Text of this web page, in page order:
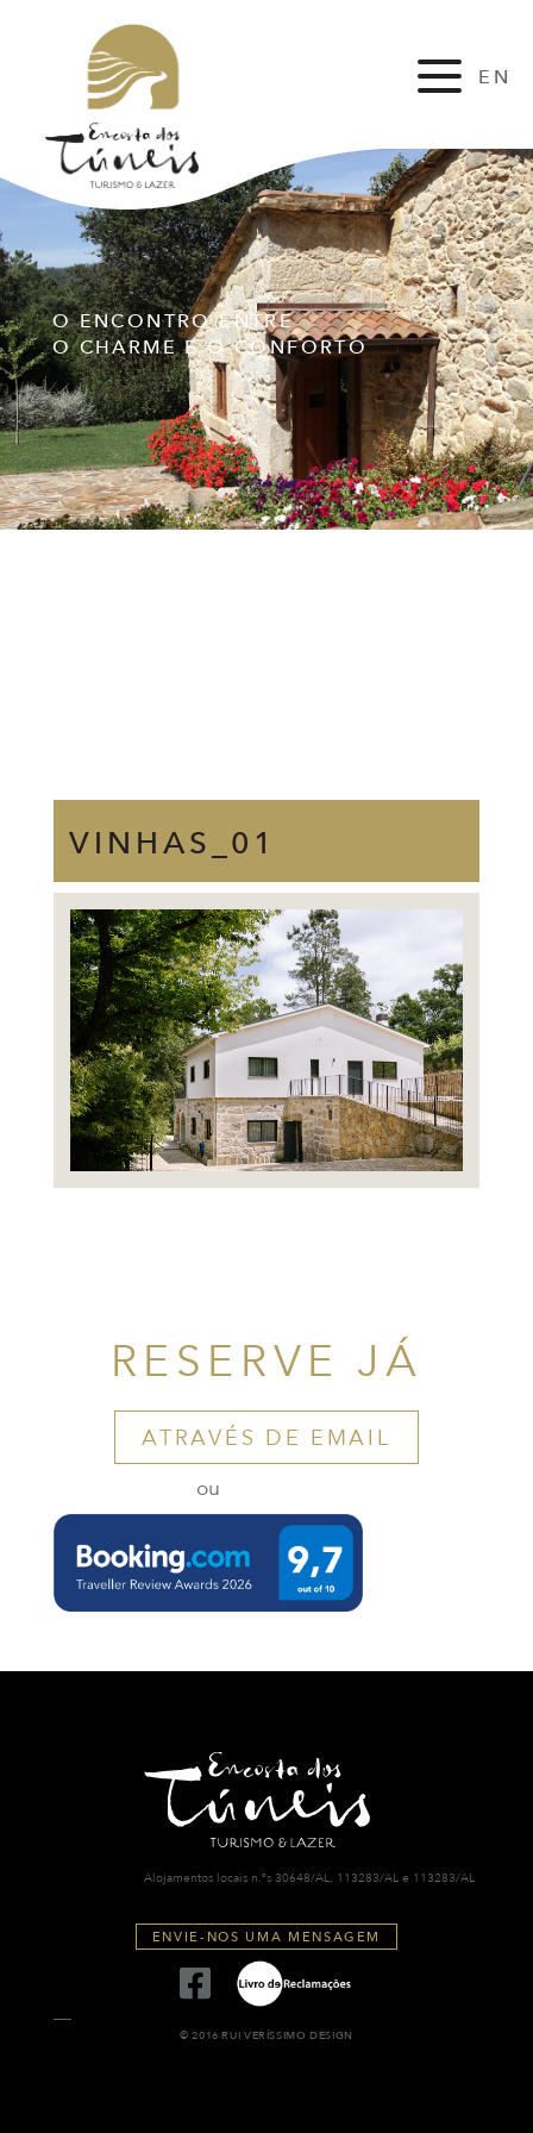
EN
O ENCONTRO ENTRE
O CHARME E O CONFORTO
VINHAS_01
RESERVE JÁ
ATRAVÉS DE EMAIL
ou
Alojamentos locais n.ºs 30648/AL, 113283/AL e 113283/AL
ENVIE-NOS UMA MENSAGEM
© 2016 RUI VERÍSSIMO DESIGN